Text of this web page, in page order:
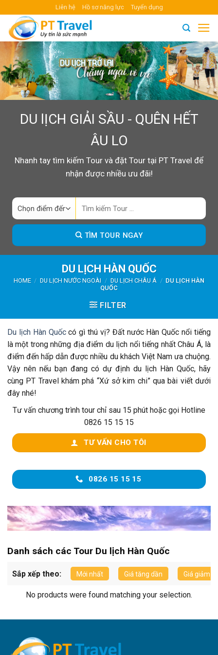
content
Liên hệ Hồ sơ năng lực Tuyển dụng
DU lỊCH GIẢI SẦU - QUÊN HẾT
ÂU LO
Nhanh tay tìm kiếm Tour và đặt Tour tại PT Travel để
nhận được nhiều ưu đãi!
TÌM TOUR NGAY
DU LỊCH HÀN QUỐC
HOME / DU LỊCH NƯỚC NGOÀI / DU LỊCH CHÂU Á / DU LỊCH HÀN
QUỐC
FILTER
Du lịch Hàn Quốccó gì thú vị? Đất nước Hàn Quốc nổi tiếng
là một trong những địa điểm du lịch nổi tiếng nhất Châu Á, là
điểm đến hấp dẫn được nhiều du khách Việt Nam ưa chuộng.
Vậy nên nếu bạn đang có dự định du lịch Hàn Quốc, hãy
cùng PT Travel khám phá “Xứ sở kim chi” qua bài viết dưới
đây nhé!
Tư vấn chương trình tour chỉ sau 15 phút hoặc gọi Hotline
0826 15 15 15
TƯ VẤN CHO TÔI
0826 15 15 15
Du lịch Hàn Quốc mùa nào đẹp?
Danh sách các Tour Du lịch Hàn Quốc
Sắp xếp theo: Mới nhất Giá tăng dần Giá giảm
No products were found matching your selection.